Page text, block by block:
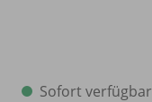
Sofort verfügbar